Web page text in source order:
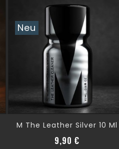
Neu
M The Leather Silver 10 Ml
9,90 €Preis